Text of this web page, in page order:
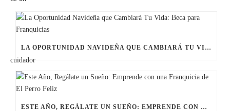
LA OPORTUNIDAD NAVIDEÑA QUE CAMBIARÁ TU VIDA: BECA PARA FRANQUICIAS
ESTE AÑO, REGÁLATE UN SUEÑO: EMPRENDE CON UNA FRANQUICIA DE EL PERRO FELIZ